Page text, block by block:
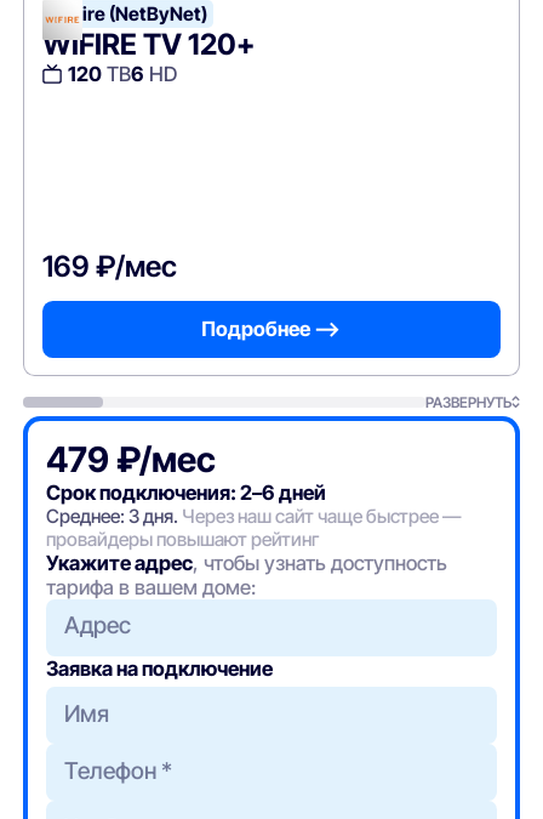
WiFire (NetByNet)
WIFIRE TV 120+
120ТВ6 HD
169 ₽/мес
Подробнее —>
РАЗВЕРНУТЬ
479 ₽/мес
Срок подключения: 2–6 дней
Среднее: 3 дня. Через наш сайт чаще быстрее —
провайдеры повышают рейтинг
Укажите адрес, чтобы узнать доступность
тарифа в вашем доме:
Адрес
Заявка на подключение